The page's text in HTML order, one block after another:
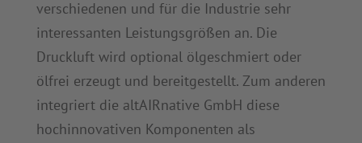
verschiedenen und für die Industrie sehr
interessanten Leistungsgrößen an. Die
Druckluft wird optional ölgeschmiert oder
ölfrei erzeugt und bereitgestellt. Zum anderen
integriert die altAIRnative GmbH diese
hochinnovativen Komponenten als